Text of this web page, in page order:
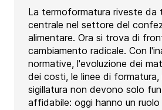
La termoformatura riveste da
centrale nel settore del
alimentare. Ora si trova di
cambiamento radicale. Con
normative, l'evoluzione dei
dei costi, le linee di formatura,
sigillatura non devono solo
affidabile: oggi hanno un